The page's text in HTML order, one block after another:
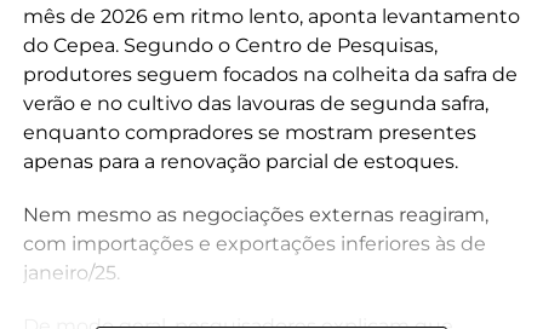
mês de 2026 em ritmo lento, aponta levantamento
do Cepea. Segundo o Centro de Pesquisas,
produtores seguem focados na colheita da safra de
verão e no cultivo das lavouras de segunda safra,
enquanto compradores se mostram presentes
apenas para a renovação parcial de estoques.
Nem mesmo as negociações externas reagiram,
com importações e exportações inferiores às de
janeiro/25.